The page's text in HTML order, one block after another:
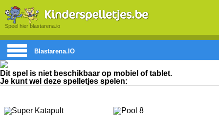
Speel hier blastarena.io
Blastarena.IO
Dit spel is niet beschikbaar op mobiel of tablet.
Je kunt wel deze spelletjes spelen: